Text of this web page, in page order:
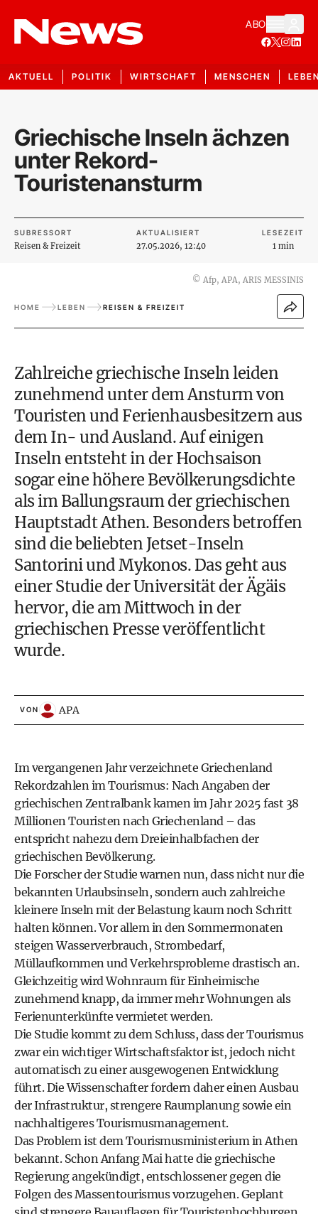
ABO
AKTUELL POLITIK WIRTSCHAFT MENSCHEN
Griechische Inseln ächzen
unter Rekord-
Touristenansturm
SUBRESSORT
Reisen & Freizeit
AKTUALISIERT
27.05.2026, 12:40
LESEZEIT
1 min
© Afp, APA, ARIS MESSINIS
HOME LEBEN REISEN & FREIZEIT
Zahlreiche griechische Inseln leiden
zunehmend unter dem Ansturm von
Touristen und Ferienhausbesitzern aus
dem In- und Ausland. Auf einigen
Inseln entsteht in der Hochsaison
sogar eine höhere Bevölkerungsdichte
als im Ballungsraum der griechischen
Hauptstadt Athen. Besonders betroffen
sind die beliebten Jetset-Inseln
Santorini und Mykonos. Das geht aus
einer Studie der Universität der Ägäis
hervor, die am Mittwoch in der
griechischen Presse veröffentlicht
wurde.
VON APA
Im vergangenen Jahr verzeichnete Griechenland
Rekordzahlen im Tourismus: Nach Angaben der
griechischen Zentralbank kamen im Jahr 2025 fast 38
Millionen Touristen nach Griechenland – das
entspricht nahezu dem Dreieinhalbfachen der
griechischen Bevölkerung.
Die Forscher der Studie warnen nun, dass nicht nur die
bekannten Urlaubsinseln, sondern auch zahlreiche
kleinere Inseln mit der Belastung kaum noch Schritt
halten können. Vor allem in den Sommermonaten
steigen Wasserverbrauch, Strombedarf,
Müllaufkommen und Verkehrsprobleme drastisch an.
Gleichzeitig wird Wohnraum für Einheimische
zunehmend knapp, da immer mehr Wohnungen als
Ferienunterkünfte vermietet werden.
Die Studie kommt zu dem Schluss, dass der Tourismus
zwar ein wichtiger Wirtschaftsfaktor ist, jedoch nicht
automatisch zu einer ausgewogenen Entwicklung
führt. Die Wissenschafter fordern daher einen Ausbau
der Infrastruktur, strengere Raumplanung sowie ein
nachhaltigeres Tourismusmanagement.
Das Problem ist dem Tourismusministerium in Athen
bekannt. Schon Anfang Mai hatte die griechische
Regierung angekündigt, entschlossener gegen die
Folgen des Massentourismus vorzugehen. Geplant